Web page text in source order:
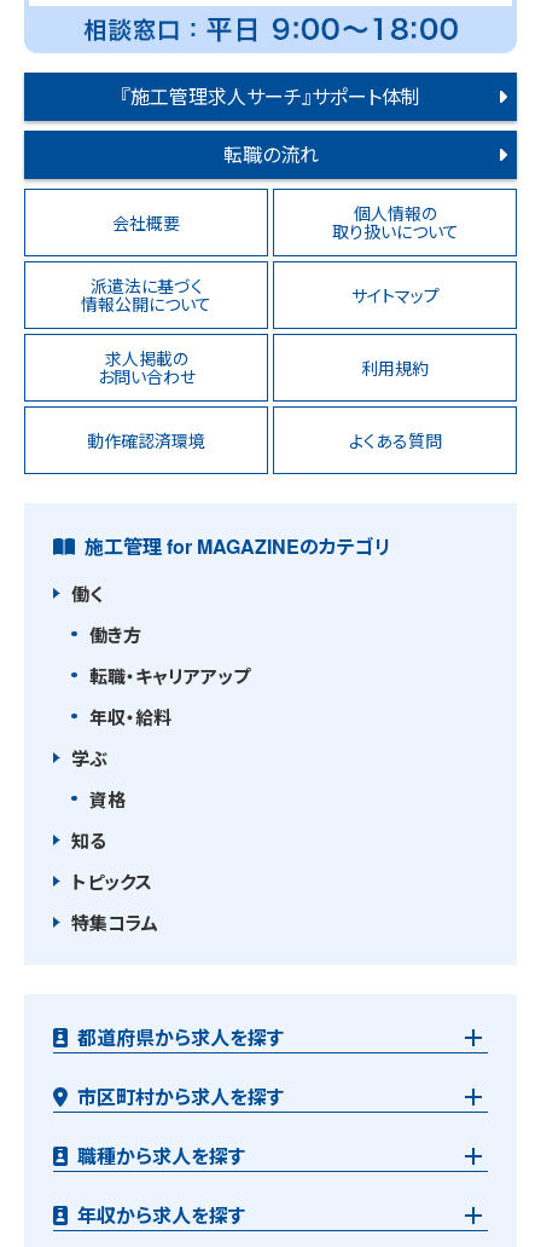
『施工管理求人サーチ』サポート体制
転職の流れ
会社概要 個人情報の
取り扱いについて
派遣法に基づく
情報公開について サイトマップ
求人掲載の
お問い合わせ 利用規約
動作確認済環境 よくある質問
施工管理 for MAGAZINEのカテゴリ
働く
働き方
転職・キャリアアップ
年収・給料
学ぶ
資格
知る
トピックス
特集コラム
都道府県から求人を探す
市区町村から求人を探す
職種から求人を探す
年収から求人を探す